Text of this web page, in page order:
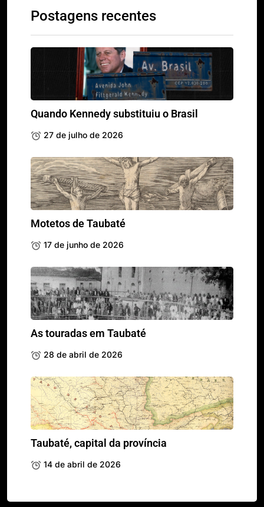
Postagens recentes
Quando Kennedy substituiu o Brasil
27 de julho de 2026
Motetos de Taubaté
17 de junho de 2026
As touradas em Taubaté
28 de abril de 2026
Taubaté, capital da província
14 de abril de 2026